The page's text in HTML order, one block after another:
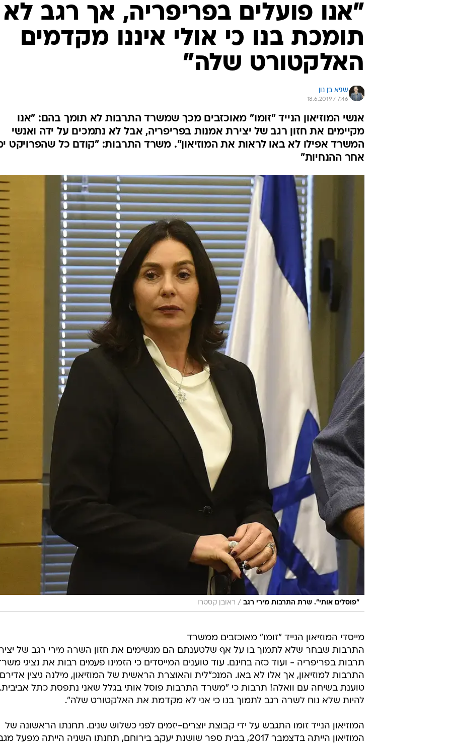
"אנו פועלים בפריפריה, אך רגב לא
תומכת בנו כי אולי איננו מקדמים
האלקטורט שלה"
שגיא בן נון
18.6.2019 / 7:46
אנשי המוזיאון הנייד "זומו" מאוכזבים מכך שמשרד התרבות לא תומך בהם: "אנו
מקיימים את חזון רגב של יצירת אמנות בפריפריה, אבל לא נתמכים על ידה ואנשי
המשרד אפילו לא באו לראות את המוזיאון". משרד התרבות: "קודם כל שהפרויקט
אחר ההנחיות"
"פוסלים אותי". שרת התרבות מירי רגב / ראובן קסטרו
מייסדי המוזיאון הנייד "זומו" מאוכזבים ממשרד
התרבות שבחר שלא לתמוך בו על אף שלטענתם הם מגשימים את חזון השרה מירי רגב של
תרבות בפריפריה - ועוד כזה בחינם. עוד טוענים המייסדים כי הזמינו פעמים רבות את נציגי
התרבות למוזיאון, אך אלו לא באו. המנכ"לית והאוצרת הראשית של המוזיאון, מילנה גיצין
טוענת בשיחה עם וואלה! תרבות כי "משרד התרבות פוסל אותי בגלל שאני נתפסת כתל אביבית.
להיות שלא נוח לשרה רגב לתמוך בנו כי אני לא מקדמת את האלקטורט שלה".
המוזיאון הנייד זומו התגבש על ידי קבוצת יוצרים-יזמים לפני כשלוש שנים. תחנתו הראשונה של
המוזיאון הייתה בדצמבר 2017, בבית ספר שושנת יעקב בירוחם, תחנתו השניה הייתה מפעל